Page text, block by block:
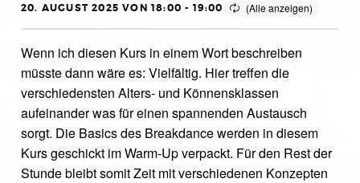
20. AUGUST 2025 VON 18:00 - 19:00
Wenn ich diesen Kurs in einem Wort beschreiben
müsste dann wäre es: Vielfältig. Hier treffen die
verschiedensten Alters- und Könnensklassen
aufeinander was für einen spannenden Austausch
sorgt. Die Basics des Breakdance werden in diesem
Kurs geschickt im Warm-Up verpackt. Für den Rest der
Stunde bleibt somit Zeit mit verschiedenen Konzepten